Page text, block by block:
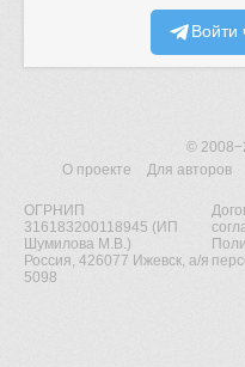
Войти
©
О проекте
Для авторов
ОГРНИП
316183200118945 (ИП
Шумилова М.В.)
Россия, 426077 Ижевск, а/я
5098